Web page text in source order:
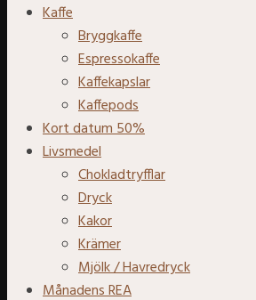
1kg
mängd
Kaffe
Bryggkaffe
Espressokaffe
Kaffekapslar
Kaffepods
Kort datum 50%
Livsmedel
Chokladtryfflar
Dryck
Kakor
Krämer
Mjölk / Havredryck
Månadens REA